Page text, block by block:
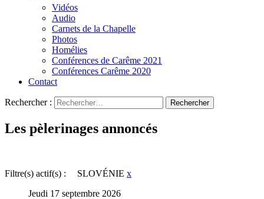
Vidéos
Audio
Carnets de la Chapelle
Photos
Homélies
Conférences de Carême 2021
Conférences Carême 2020
Contact
Rechercher :
Les pèlerinages annoncés
Filtre(s) actif(s) : SLOVÉNIE x
Jeudi 17 septembre 2026